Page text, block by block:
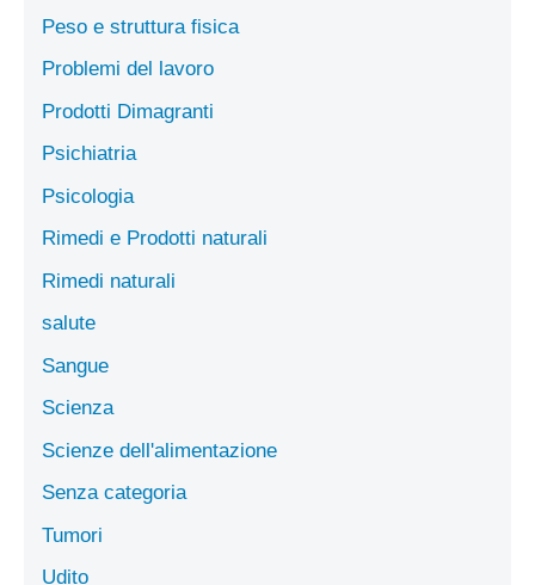
Peso e struttura fisica
Problemi del lavoro
Prodotti Dimagranti
Psichiatria
Psicologia
Rimedi e Prodotti naturali
Rimedi naturali
salute
Sangue
Scienza
Scienze dell'alimentazione
Senza categoria
Tumori
Udito